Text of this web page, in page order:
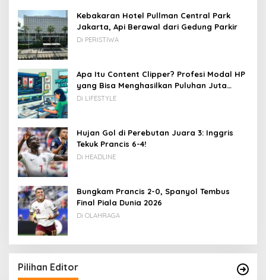
Kebakaran Hotel Pullman Central Park
Jakarta, Api Berawal dari Gedung Parkir
Di PERISTIWA
Apa Itu Content Clipper? Profesi Modal HP
yang Bisa Menghasilkan Puluhan Juta
Rupiah
Di LIFESTYLE
Hujan Gol di Perebutan Juara 3: Inggris
Tekuk Prancis 6-4!
Di HEADLINE
Bungkam Prancis 2-0, Spanyol Tembus
Final Piala Dunia 2026
Di OLAHRAGA
Pilihan Editor